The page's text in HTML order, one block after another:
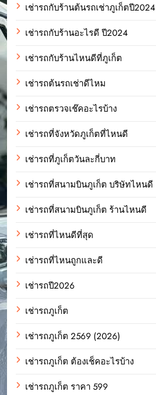
เช่ารถกับร้านต้นรถเช่าภูเก็ตปี2024
เช่ารถกับร้านอะไรดี ปี2024
เช่ารถกับร้านไหนดีที่ภูเก็ต
เช่ารถต้นรถเช่าดีไหม
เช่ารถตรวจเช๊คอะไรบ้าง
เช่ารถที่จังหวัดภูเก็ตที่ไหนดี
เช่ารถที่ภูเก็ตวันละกี่บาท
เช่ารถที่สนามบินภูเก็ต บริษัทไหนดี
เช่ารถที่สนามบินภูเก็ต ร้านไหนดี
เช่ารถที่ไหนดีที่สุด
เช่ารถที่ไหนถูกและดี
เช่ารถปี2026
เช่ารถภูเก็ต
เช่ารถภูเก็ต 2569 (2026)
เช่ารถภูเก็ต ต้องเช็คอะไรบ้าง
เช่ารถภูเก็ต ราคา 599